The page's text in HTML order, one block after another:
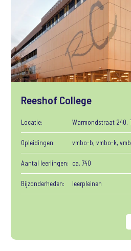
Reeshof College
Locatie: Warmondstraat 240,
Opleidingen: vmbo-b, vmbo-k,
Aantal leerlingen: ca. 740
Bijzonderheden: leerpleinen